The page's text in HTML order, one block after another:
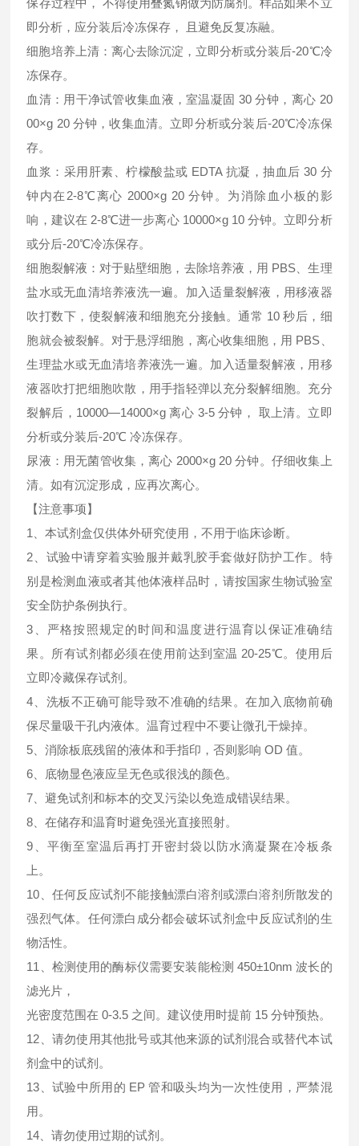
保存过程中， 不得使用叠氮钠做为防腐剂。样品如果不立
即分析，应分装后冷冻保存， 且避免反复冻融。
细胞培养上清：离心去除沉淀，立即分析或分装后-20℃冷
冻保存。
血清：用干净试管收集血液，室温凝固 30 分钟，离心 20
00×g 20 分钟，收集血清。立即分析或分装后-20℃冷冻保
存。
血浆：采用肝素、柠檬酸盐或 EDTA 抗凝，抽血后 30 分
钟内在2-8℃离心 2000×g 20 分钟。为消除血小板的影
响，建议在 2-8℃进一步离心 10000×g 10 分钟。立即分析
或分后-20℃冷冻保存。
细胞裂解液：对于贴壁细胞，去除培养液，用 PBS、生理
盐水或无血清培养液洗一遍。加入适量裂解液，用移液器
吹打数下，使裂解液和细胞充分接触。通常 10 秒后，细
胞就会被裂解。对于悬浮细胞，离心收集细胞，用 PBS、
生理盐水或无血清培养液洗一遍。加入适量裂解液，用移
液器吹打把细胞吹散，用手指轻弹以充分裂解细胞。充分
裂解后，10000—14000×g 离心 3-5 分钟， 取上清。立即
分析或分装后-20℃ 冷冻保存。
尿液：用无菌管收集，离心 2000×g 20 分钟。仔细收集上
清。如有沉淀形成，应再次离心。
【注意事项】
1、本试剂盒仅供体外研究使用，不用于临床诊断。
2、试验中请穿着实验服并戴乳胶手套做好防护工作。特
别是检测血液或者其他体液样品时，请按国家生物试验室
安全防护条例执行。
3、严格按照规定的时间和温度进行温育以保证准确结
果。所有试剂都必须在使用前达到室温 20-25℃。使用后
立即冷藏保存试剂。
4、洗板不正确可能导致不准确的结果。在加入底物前确
保尽量吸干孔内液体。温育过程中不要让微孔干燥掉。
5、消除板底残留的液体和手指印，否则影响 OD 值。
6、底物显色液应呈无色或很浅的颜色。
7、避免试剂和标本的交叉污染以免造成错误结果。
8、在储存和温育时避免强光直接照射。
9、平衡至室温后再打开密封袋以防水滴凝聚在冷板条
上。
10、任何反应试剂不能接触漂白溶剂或漂白溶剂所散发的
强烈气体。任何漂白成分都会破坏试剂盒中反应试剂的生
物活性。
11、检测使用的酶标仪需要安装能检测 450±10nm 波长的
滤光片，
光密度范围在 0-3.5 之间。建议使用时提前 15 分钟预热。
12、请勿使用其他批号或其他来源的试剂混合或替代本试
剂盒中的试剂。
13、试验中所用的 EP 管和吸头均为一次性使用，严禁混
用。
14、请勿使用过期的试剂。